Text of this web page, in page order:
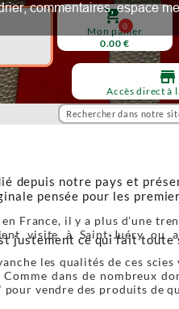
shopping_cart
0
Mon panier
0.00 €
France, il y a plus d'une
visite à Saint-Juéry ou
les qualités de ces
dans de nombreux
vendre des produits de
store
Accès direct à
depuis notre pays et
pensée pour les
justement ce qui fait toute
commentaires, espace